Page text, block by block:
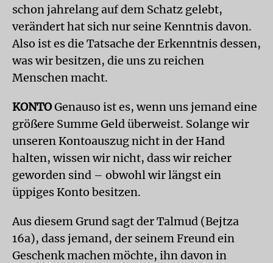
schon jahrelang auf dem Schatz gelebt,
verändert hat sich nur seine Kenntnis davon.
Also ist es die Tatsache der Erkenntnis dessen,
was wir besitzen, die uns zu reichen
Menschen macht.
KONTOGenauso ist es, wenn uns jemand eine
größere Summe Geld überweist. Solange wir
unseren Kontoauszug nicht in der Hand
halten, wissen wir nicht, dass wir reicher
geworden sind – obwohl wir längst ein
üppiges Konto besitzen.
Aus diesem Grund sagt der Talmud (Bejtza
16a), dass jemand, der seinem Freund ein
Geschenk machen möchte, ihn davon in